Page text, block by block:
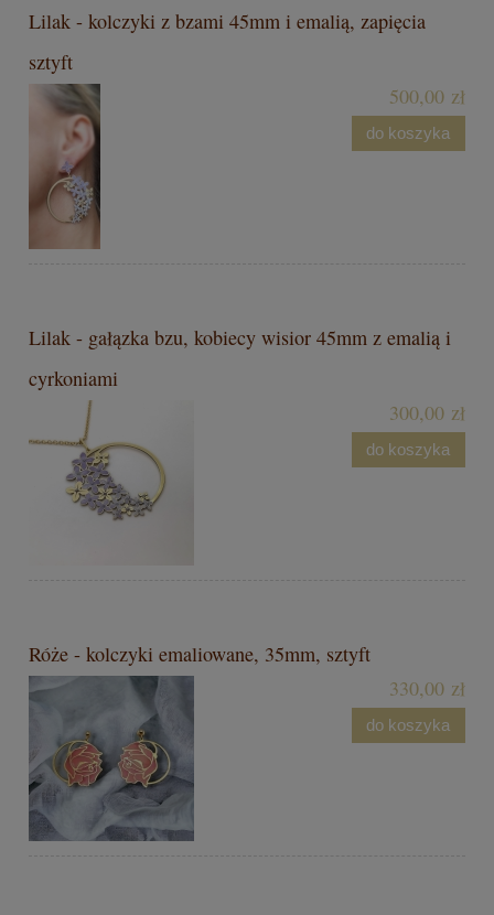
Lilak - kolczyki z bzami 45mm i emalią, zapięcia
sztyft
500,00 zł
do koszyka
Lilak - gałązka bzu, kobiecy wisior 45mm z emalią i
cyrkoniami
300,00 zł
do koszyka
Róże - kolczyki emaliowane, 35mm, sztyft
330,00 zł
do koszyka